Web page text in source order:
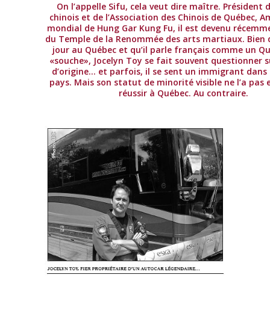
On l’appelle Sifu, cela veut dire maître. Président
chinois et de l’Association des Chinois de Québec,
mondial de Hung Gar Kung Fu, il est devenu
du Temple de la Renommée des arts martiaux. Bien
jour au Québec et qu’il parle français comme un
«souche», Jocelyn Toy se fait souvent questionner
d’origine… et parfois, il se sent un immigrant dans
pays. Mais son statut de minorité visible ne l’a pas
réussir à Québec. Au contraire.